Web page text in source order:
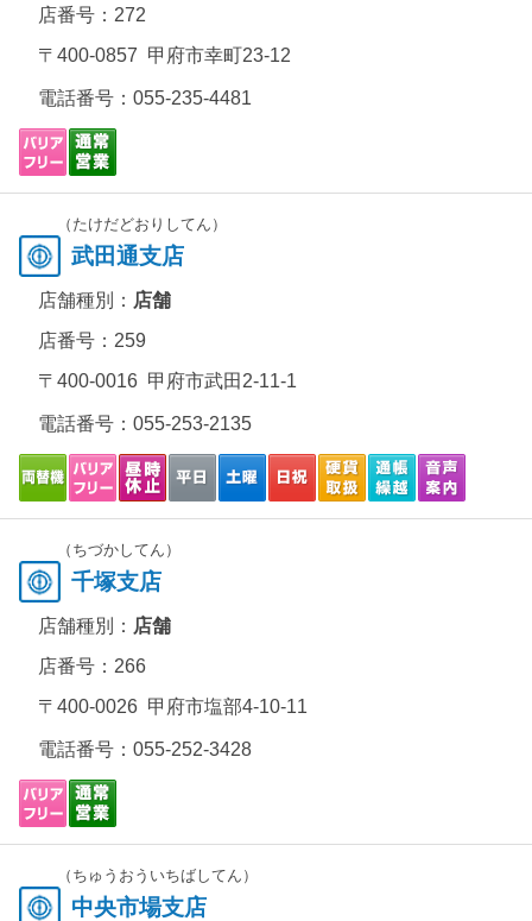
店番号：272
〒400-0857 甲府市幸町23-12
電話番号： 055-235-4481
（たけだどおりしてん）
武田通支店
店舗種別： 店舗
店番号：259
〒400-0016 甲府市武田2-11-1
電話番号： 055-253-2135
（ちづかしてん）
千塚支店
店舗種別： 店舗
店番号：266
〒400-0026 甲府市塩部4-10-11
電話番号： 055-252-3428
（ちゅうおういちばしてん）
中央市場支店